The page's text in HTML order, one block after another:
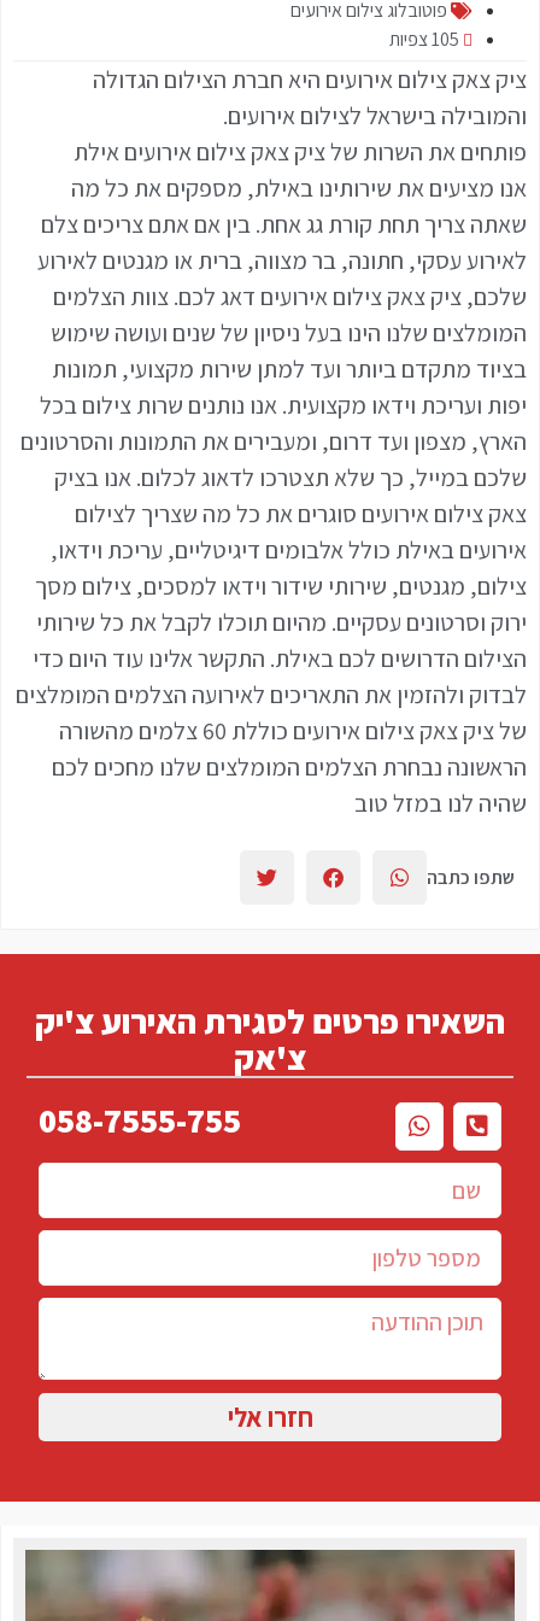
פוטובלוג צילום אירועים
105 צפיות
ציק צאק צילום אירועים היא חברת הצילום הגדולה
והמובילה בישראל לצילום אירועים.
פותחים את השרות של ציק צאק צילום אירועים אילת
אנו מציעים את שירותינו באילת‏, מספקים את כל מה
שאתה צריך תחת קורת גג אחת. בין אם אתם צריכים צלם
לאירוע עסקי, חתונה, בר מצווה, ברית או מגנטים לאירוע
שלכם, ציק צאק צילום אירועים דאג לכם. צוות הצלמים
המומלצים שלנו הינו בעל ניסיון של שנים ועושה שימוש
בציוד מתקדם ביותר ועד למתן שירות מקצועי, תמונות
יפות ועריכת וידאו מקצועית. אנו נותנים שרות צילום בכל
הארץ, מצפון ועד דרום, ומעבירים את התמונות והסרטונים
שלכם במייל, כך שלא תצטרכו לדאוג לכלום. אנו בציק
צאק צילום אירועים סוגרים את כל מה שצריך לצילום
אירועים באילת‏ כולל אלבומים דיגיטליים, עריכת וידאו,
צילום, מגנטים, שירותי שידור וידאו למסכים, צילום מסך
ירוק וסרטונים עסקיים. מהיום תוכלו לקבל את כל שירותי
הצילום הדרושים לכם באילת. התקשר אלינו עוד היום כדי
לבדוק ולהזמין את התאריכים לאירועה הצלמים המומלצים
של ציק צאק צילום אירועים כוללת 60 צלמים מהשורה
הראשונה נבחרת הצלמים המומלצים שלנו מחכים לכם
שהיה לנו במזל טוב
שתפו כתבה
השאירו פרטים לסגירת האירוע צ'יק
צ'אק
058-7555-755
חזרו אלי